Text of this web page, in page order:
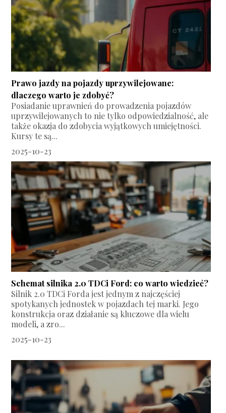
Prawo jazdy na pojazdy uprzywilejowane:
dlaczego warto je zdobyć?
Posiadanie uprawnień do prowadzenia pojazdów
uprzywilejowanych to nie tylko odpowiedzialność, ale
także okazja do zdobycia wyjątkowych umiejętności.
Kursy te są...
2025-10-23
Schemat silnika 2.0 TDCi Ford: co warto wiedzieć?
Silnik 2.0 TDCi Forda jest jednym z najczęściej
spotykanych jednostek w pojazdach tej marki. Jego
konstrukcja oraz działanie są kluczowe dla wielu
modeli, a zro...
2025-10-23